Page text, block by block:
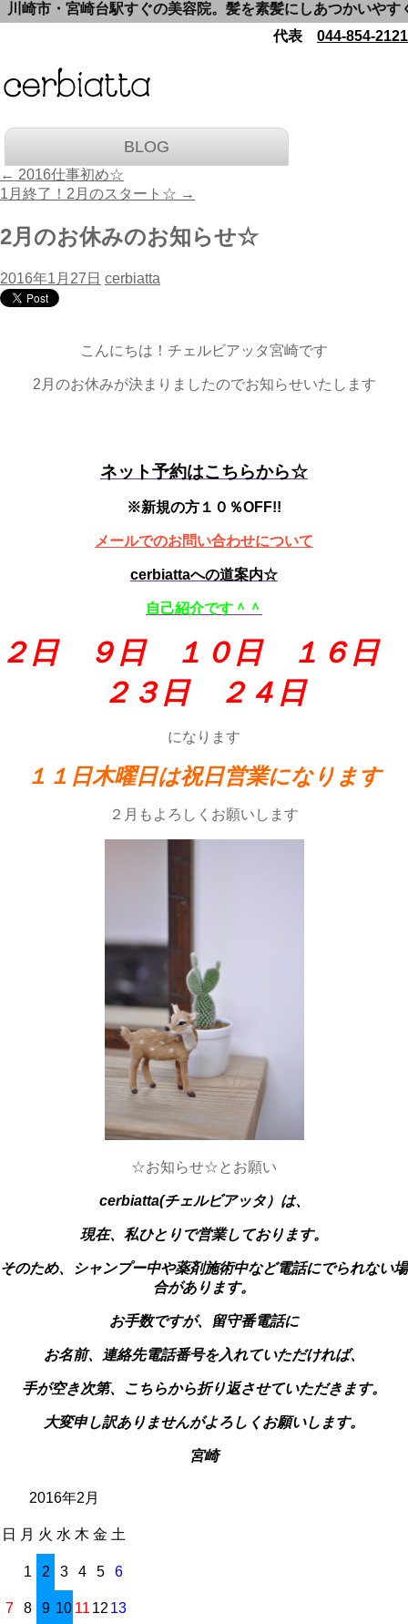
市・宮崎台駅すぐの美容院。髪を素髪にしあつかいやす
代表 044-854-2121
BLOG
← 2016仕事初め☆
1月終了！2月のスタート☆ →
2月のお休みのお知らせ☆
2016年1月27日 cerbiatta
こんにちは！チェルビアッタ宮崎です
2月のお休みが決まりましたのでお知らせいたします
ネット予約はこちらから☆
※新規の方１０％OFF!!
メールでのお問い合わせについて
cerbiattaへの道案内☆
自己紹介です＾＾
２日 ９日 １０日 １６日
２３日 ２４日
になります
１１日木曜日は祝日営業になります
２月もよろしくお願いします
☆お知らせ☆とお願い
cerbiatta(チェルビアッタ）は、
現在、私ひとりで営業しております。
そのため、シャンプー中や薬剤施術中など電話にでられない場
合があります。
お手数ですが、留守番電話に
お名前、連絡先電話番号を入れていただければ、
手が空き次第、こちらから折り返させていただきます。
大変申し訳ありませんがよろしくお願いします。
宮崎
2016年2月
日 月 火 水 木 金 土
1 2 3 4 5 6
7 8 9 10 11 12 13